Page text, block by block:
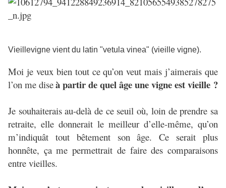
Vieillevigne vient du latin "vetula vinea" (vieille vigne).
Moi je veux bien tout ce qu’on veut mais j’aimerais que
l’on me diseà partir de quel âge une vigne est vieille ?
Je souhaiterais au-delà de ce seuil où, loin de prendre sa
retraite, elle donnerait le meilleur d’elle-même, qu’on
m’indiquât tout bêtement son âge. Ce serait plus
honnête, ça me permettrait de faire des comparaisons
entre vieilles.